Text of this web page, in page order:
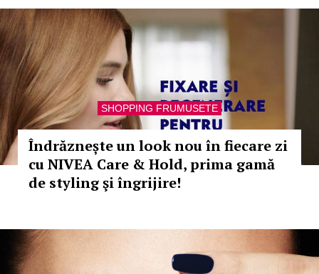
SHOPPING FRUMUSETE
Îndrăznește un look nou în fiecare zi
cu NIVEA Care & Hold, prima gamă
de styling şi îngrijire!